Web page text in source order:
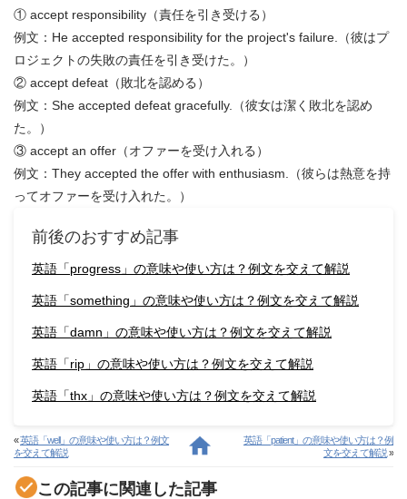
① accept responsibility（責任を引き受ける）
例文：He accepted responsibility for the project's failure.（彼はプ
ロジェクトの失敗の責任を引き受けた。）
② accept defeat（敗北を認める）
例文：She accepted defeat gracefully.（彼女は潔く敗北を認め
た。）
③ accept an offer（オファーを受け入れる）
例文：They accepted the offer with enthusiasm.（彼らは熱意を持
ってオファーを受け入れた。）
前後のおすすめ記事
英語「progress」の意味や使い方は？例文を交えて解説
英語「something」の意味や使い方は？例文を交えて解説
英語「damn」の意味や使い方は？例文を交えて解説
英語「rip」の意味や使い方は？例文を交えて解説
英語「thx」の意味や使い方は？例文を交えて解説
«英語「well」の意味や使い方は？例文
を交えて解説
英語「patient」の意味や使い方は？例
文を交えて解説»
この記事に関連した記事